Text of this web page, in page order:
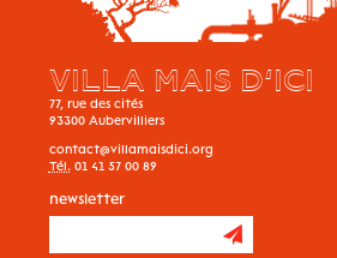
newsletter
VILLA MAIS D’ICI
77, rue des cités
93300 Aubervilliers
contact@villamaisdici.org
Tél. 01 41 57 00 89